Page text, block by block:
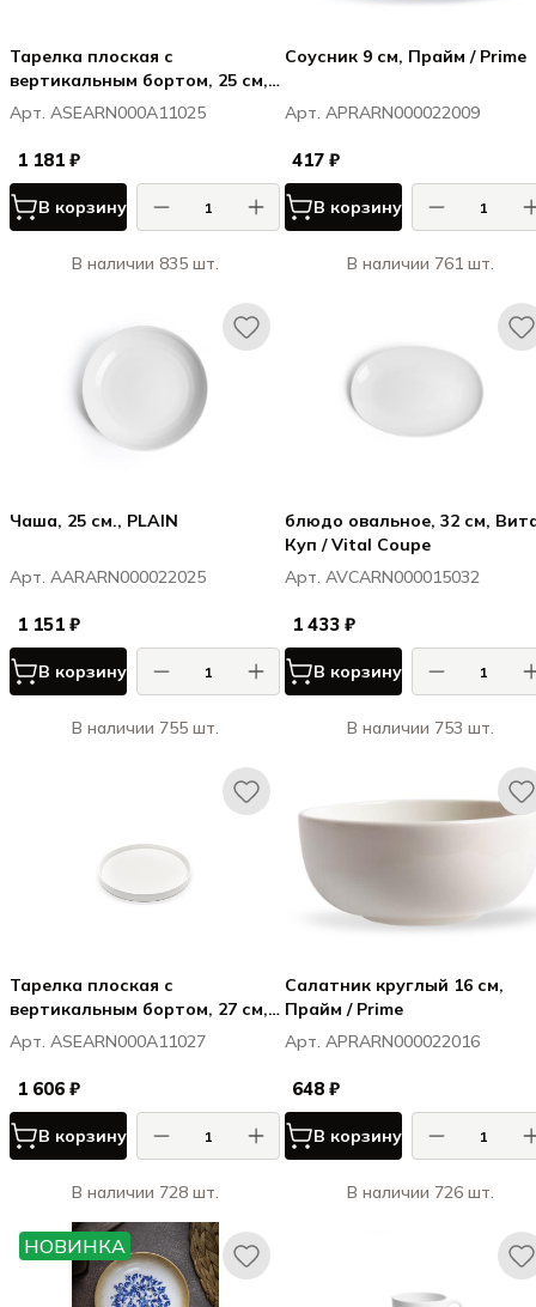
Тарелка плоская с
вертикальным бортом, 25 см,
h борта 2,5 см, штабелир.,
Сэлас / Selas
Арт. ASEARN000A11025
1 181 ₽
В корзину
В наличии 835 шт.
Соусник 9 см, Прайм / Prime
Арт. APRARN000022009
417 ₽
В корзину
В наличии 761 шт.
Чаша, 25 см., PLAIN
Арт. AARARN000022025
1 151 ₽
В корзину
В наличии 755 шт.
блюдо овальное, 32 см,
Куп / Vital Coupe
Арт. AVCARN000015032
1 433 ₽
В корзину
В наличии 753 шт.
Тарелка плоская с
вертикальным бортом, 27 см,
h борта 2,5см, штабелир.,
Сэлас / Selas
Арт. ASEARN000A11027
1 606 ₽
В корзину
В наличии 728 шт.
Салатник круглый 16 см,
Прайм / Prime
Арт. APRARN000022016
648 ₽
В корзину
В наличии 726 шт.
НОВИНКА